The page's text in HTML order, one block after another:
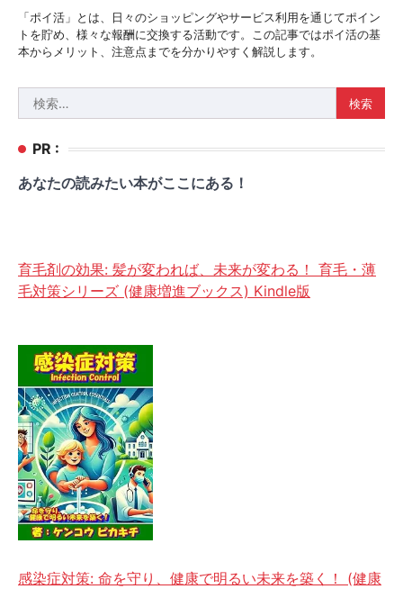
「ポイ活」とは、日々のショッピングやサービス利用を通じてポイン
トを貯め、様々な報酬に交換する活動です。この記事ではポイ活の基
本からメリット、注意点までを分かりやすく解説します。
索:
PR :
あなたの読みたい本がここにある！
育毛剤の効果: 髪が変われば、未来が変わる！ 育毛・薄
毛対策シリーズ (健康増進ブックス) Kindle版
感染症対策: 命を守り、健康で明るい未来を築く！ (健康